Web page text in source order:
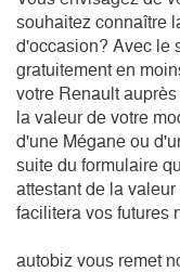
souhaitez connaître
d'occasion? Avec le
gratuitement en
votre Renault
la valeur de votre
d'une Mégane ou
suite du formulaire
attestant de la
facilitera vos futures
autobiz vous remet